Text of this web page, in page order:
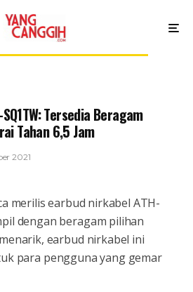
Tersedia Beragam
Tahan 6,5 Jam
2021
merilis earbud nirkabel ATH-
dengan beragam pilihan
earbud nirkabel ini
para pengguna yang gemar